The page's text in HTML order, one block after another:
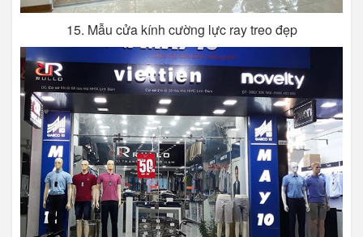
15. Mẫu cửa kính cường lực ray treo đẹp